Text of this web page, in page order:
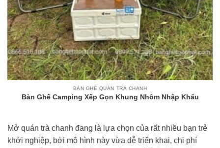
BÀN GHẾ QUÁN TRÀ CHANH
Bàn Ghế Camping Xếp Gọn Khung Nhôm Nhập Khẩu
Mở quán trà chanh đang là lựa chọn của rất nhiều bạn trẻ
khởi nghiệp, bởi mô hình này vừa dễ triển khai, chi phí